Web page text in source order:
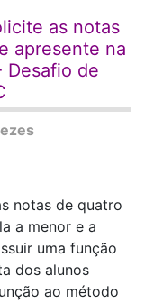
as notas
apresente na
Desafio de
notas de quatro
a menor e a
uma função
dos alunos
ao método